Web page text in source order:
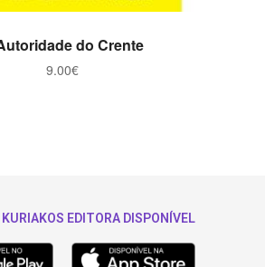
ADICIONARdo Crente
9.00€
EDITORA DISPONÍVEL